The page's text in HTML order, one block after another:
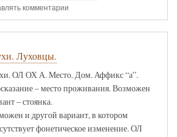
комментарии
Луховцы.
ОЛ ОХ А. Место. Дом. Аффикс “а”.
– место проживания. Возможен
– стоянка.
и другой вариант, в котором
фонетическое изменение. ОЛ